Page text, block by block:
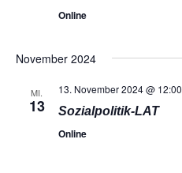
Online
November 2024
MI.
13
13. November 2024 @ 12:00
Sozialpolitik-LAT
Online